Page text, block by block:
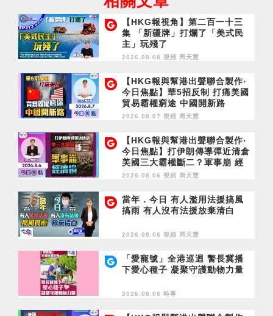
【HKG報視角】第二百一十三
集 「新疆牌」打爛了「美式民
主」玩殘了
2026.08.08 視頻 周天慧
【HKG報與幫港出聲聯合製作‧
今日焦點】華5招反制 打痛美國
貿易霸權窮途 中國開新路
2026.08.07 視頻 周天慧
【HKG報與幫港出聲聯合製作‧
今日焦點】打伊朗傳導彈近清倉
美國三大霸權斷二？軍事崩 經
濟損
2026.08.06 視頻 周天慧
當年．今日 有人濫用法援搞風
搞雨 有人沒有法援放棄清白
2026.08.06 視頻 周天慧
「愛寵號」全港巡迴 警長冀播
下愛心種子 凝聚守護動物力量
2026.08.06 時事